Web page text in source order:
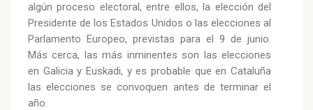
algún proceso electoral, entre ellos, la elección del
Presidente de los Estados Unidos o las elecciones al
Parlamento Europeo, previstas para el 9 de junio.
Más cerca, las más inminentes son las elecciones
en Galicia y Euskadi, y es probable que en Cataluña
las elecciones se convoquen antes de terminar el
año.